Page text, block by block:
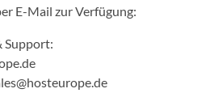
E-Mail zur Verfügung:
Support: